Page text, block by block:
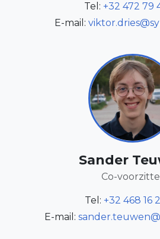
Tel: +32 472 79
E-mail:
Sander
Co-
Tel: +32 468 16
E-mail: